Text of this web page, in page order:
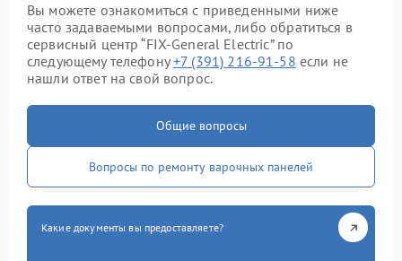
Вы можете ознакомиться с приведенными ниже
часто задаваемыми вопросами, либо обратиться в
сервисный центр “FIX-General Electric” по
следующему телефону+7 (391) 216-91-58 если не
нашли ответ на свой вопрос.
Общие вопросы
Вопросы по ремонту варочных панелей
Какие документы вы предоставляете?